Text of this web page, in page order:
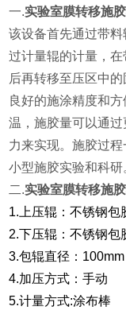
一.实验室膜转移施
该设备首先通过带
过计量辊的计量，
后再转移至压区中
良好的施涂精度和
温，施胶量可以通
力来实现。施胶过程
小型施胶实验和科研
二.实验室膜转移施
1.上压辊：不锈钢
2.下压辊：不锈钢包
3.包辊直径：100mm
4.加压方式：手动
5.计量方式:涂布棒